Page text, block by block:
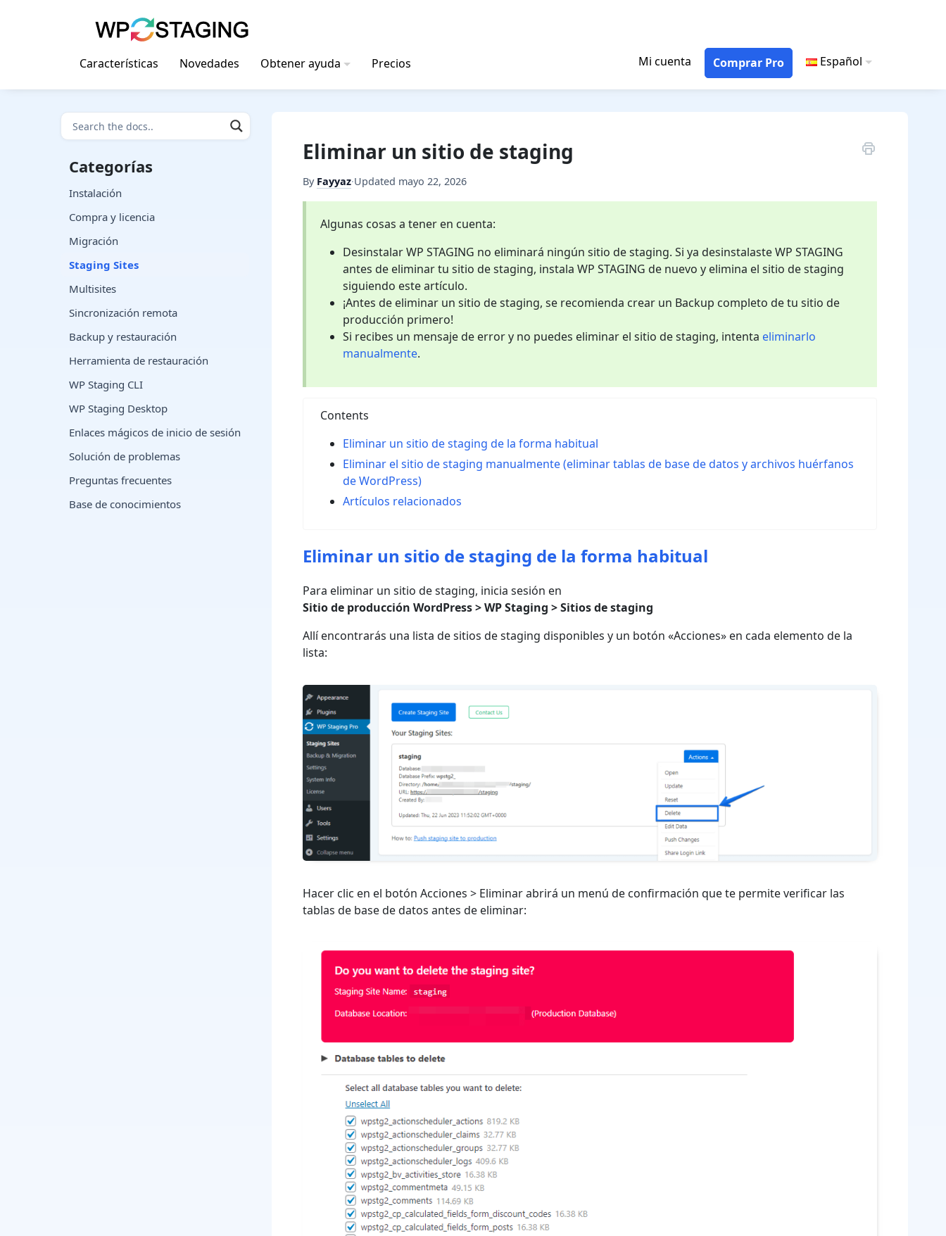
Características
Novedades Obtener ayuda Precios Mi cuenta Comprar Pro Español
Eliminar un sitio de staging
By Fayyaz·Updated mayo 22, 2026
Algunas cosas a tener en cuenta:
Desinstalar WP STAGING no eliminará ningún sitio de staging. Si ya desinstalaste WP STAGING
antes de eliminar tu sitio de staging, instala WP STAGING de nuevo y elimina el sitio de staging
siguiendo este artículo.
¡Antes de eliminar un sitio de staging, se recomienda crear un Backup completo de tu sitio de
producción primero!
Si recibes un mensaje de error y no puedes eliminar el sitio de staging, intenta eliminarlo
manualmente.
Contents
Eliminar un sitio de staging de la forma habitual
Eliminar el sitio de staging manualmente (eliminar tablas de base de datos y archivos huérfanos
de WordPress)
Artículos relacionados
Eliminar un sitio de staging de la forma habitual
Para eliminar un sitio de staging, inicia sesión en
Sitio de producción WordPress > WP Staging > Sitios de staging
Allí encontrarás una lista de sitios de staging disponibles y un botón «Acciones» en cada elemento de la
lista:
Hacer clic en el botón Acciones > Eliminar abrirá un menú de confirmación que te permite verificar las
tablas de base de datos antes de eliminar:
Categorías
Instalación
Compra y licencia
Migración
Staging Sites
Multisites
Sincronización remota
Backup y restauración
Herramienta de restauración
WP Staging CLI
WP Staging Desktop
Enlaces mágicos de inicio de sesión
Solución de problemas
Preguntas frecuentes
Base de conocimientos